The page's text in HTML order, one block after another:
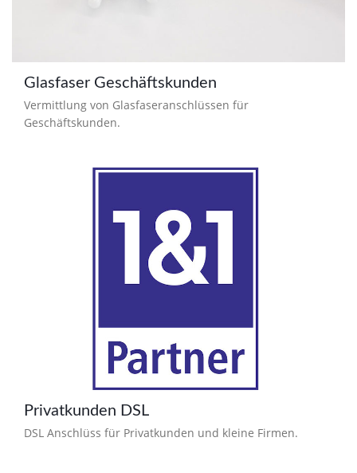
Glasfaser Geschäftskunden
Vermittlung von Glasfaseranschlüssen für
Geschäftskunden.
Privatkunden DSL
DSL Anschlüss für Privatkunden und kleine Firmen.